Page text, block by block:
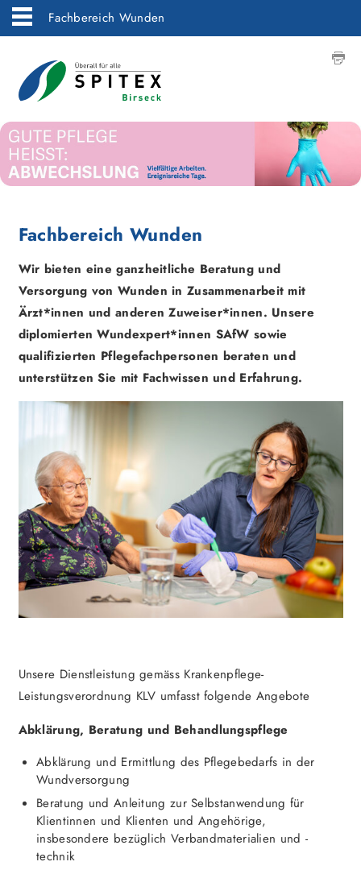
Fachbereich Wunden
Fachbereich Wunden
Wir bieten eine ganzheitliche Beratung und
Versorgung von Wunden in Zusammenarbeit mit
Ärzt*innen und anderen Zuweiser*innen. Unsere
diplomierten Wundexpert*innen SAfW sowie
qualifizierten Pflegefachpersonen beraten und
unterstützen Sie mit Fachwissen und Erfahrung.
Unsere Dienstleistung gemäss Krankenpflege-
Leistungsverordnung KLV umfasst folgende Angebote
Abklärung, Beratung und Behandlungspflege
Abklärung und Ermittlung des Pflegebedarfs in der
Wundversorgung
Beratung und Anleitung zur Selbstanwendung für
Klientinnen und Klienten und Angehörige,
insbesondere bezüglich Verbandmaterialien und -
technik